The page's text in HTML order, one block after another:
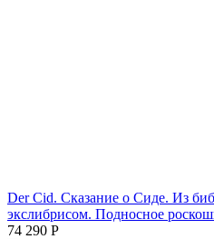
Der Cid. Сказание о Сиде. Из
экслибрисом. Подносное
74 290 Р